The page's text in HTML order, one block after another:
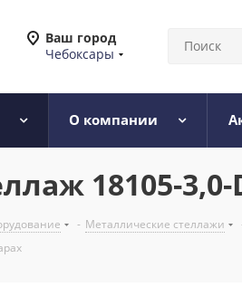
Ваш город
Чебоксары
О компании
18105-
- Металлические стеллажи